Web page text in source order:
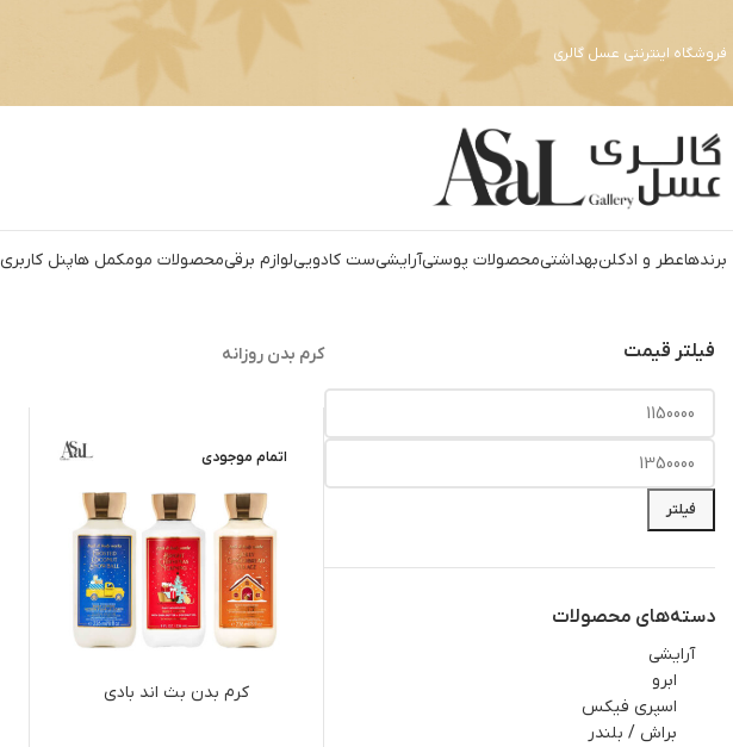
فروشگاه اینترنتی عسل گالری
برندهاعطر و ادکلنبهداشتيمحصولات پوستیآرايشيست کادوييلوازم برقيمحصولات مومکمل هاپنل کاربری
فیلتر قیمت
فیلتر
دسته‌های محصولات
آرايشي
ابرو
اسپري فيکس
براش / بلندر
کرم بدن روزانه
اتمام موجودی
کرم بدن بث اند بادی